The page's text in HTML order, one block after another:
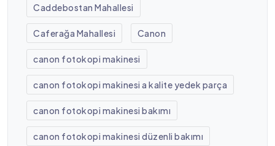
Caddebostan Mahallesi
Caferağa Mahallesi Canon
canon fotokopi makinesi
canon fotokopi makinesi a kalite yedek parça
canon fotokopi makinesi bakımı
canon fotokopi makinesi düzenli bakımı